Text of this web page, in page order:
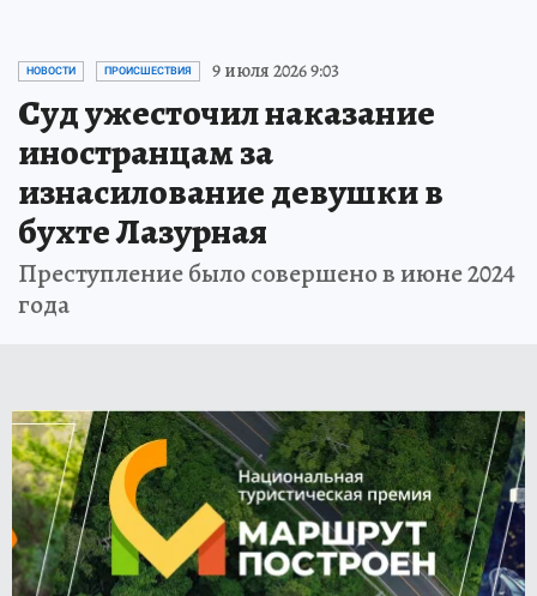
НОВОСТИ ПРОИСШЕСТВИЯ 9 июля 2026 9:03
Суд ужесточил наказание
иностранцам за
изнасилование девушки в
бухте Лазурная
Преступление было совершено в июне 2024
года